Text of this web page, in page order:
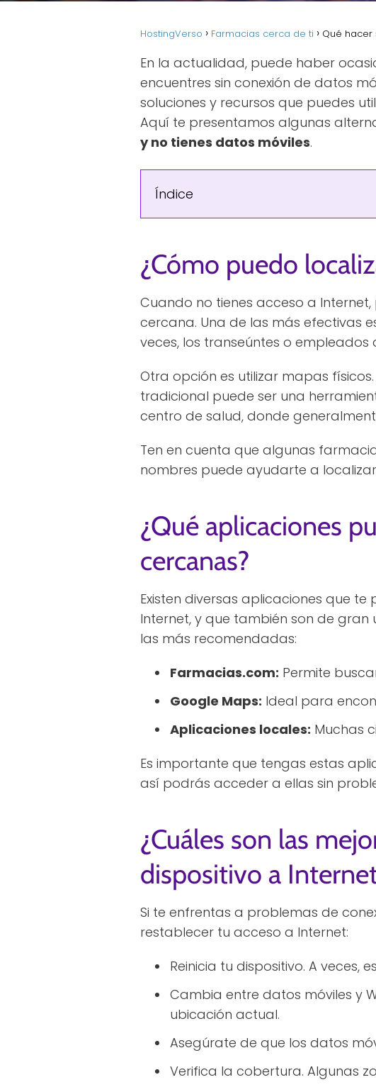
HostingVerso Farmacias cerca de ti Qué hacer
En la actualidad, puede haber
encuentres sin conexión de datos
soluciones y recursos que puedes
Aquí te presentamos algunas
y no tienes datos móviles.
Índice
¿Cómo puedo
Cuando no tienes acceso a
cercana. Una de las más efectivas
veces, los transeúntes o
Otra opción es utilizar mapas
tradicional puede ser una
centro de salud, donde
Ten en cuenta que algunas
nombres puede ayudarte a
¿Qué aplicaciones
cercanas?
Existen diversas aplicaciones que
Internet, y que también son de
las más recomendadas:
Farmacias.com: Permite
Google Maps: Ideal para
Aplicaciones locales: Muchas
Es importante que tengas estas
así podrás acceder a ellas sin
¿Cuáles son las
dispositivo a
Si te enfrentas a problemas de
restablecer tu acceso a Internet:
Reinicia tu dispositivo. A veces,
Cambia entre datos móviles y
ubicación actual.
Asegúrate de que los datos
Verifica la cobertura. Algunas